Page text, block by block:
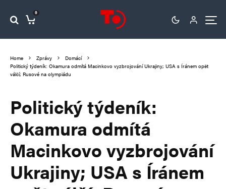
0
Home Zprávy
Domácí
Politický týdeník: Okamura odmítá Macinkovo vyzbrojování Ukrajiny; USA s Íránem opět
válčí; Rusové na olympiádu
Politický týdeník:
Okamura odmítá
Macinkovo vyzbrojování
Ukrajiny; USA s Íránem